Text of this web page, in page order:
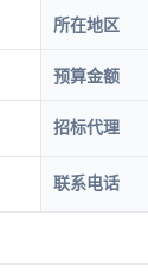
所在地区
预算金额
招标代理
联系电话